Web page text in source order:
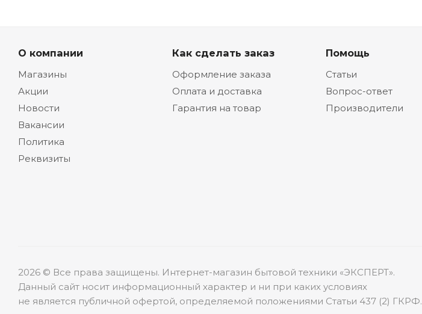
О компании
Магазины
Акции
Новости
Вакансии
Политика
Реквизиты
Как сделать заказ
Оформление заказа
Оплата и доставка
Гарантия на товар
Помощь
Статьи
Вопрос-ответ
Производители
2026 © Все права защищены. Интернет-магазин бытовой техники «ЭКСПЕРТ».
Данный сайт носит информационный характер и ни при каких условиях
не является публичной офертой, определяемой положениями Статьи 437 (2) ГКРФ.